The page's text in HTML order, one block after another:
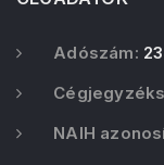
Adószám:
NAIH